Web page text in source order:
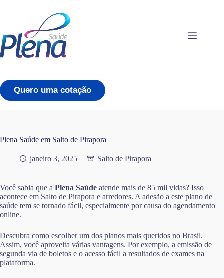
conteúdo
Quero uma cotação
Plena Saúde em Salto de Pirapora
janeiro 3, 2025 Salto de Pirapora
Você sabia que a Plena Saúde atende mais de 85 mil vidas? Isso
acontece em Salto de Pirapora e arredores. A adesão a este plano de
saúde tem se tornado fácil, especialmente por causa do agendamento
online.
Descubra como escolher um dos planos mais queridos no Brasil.
Assim, você aproveita várias vantagens. Por exemplo, a emissão de
segunda via de boletos e o acesso fácil a resultados de exames na
plataforma.